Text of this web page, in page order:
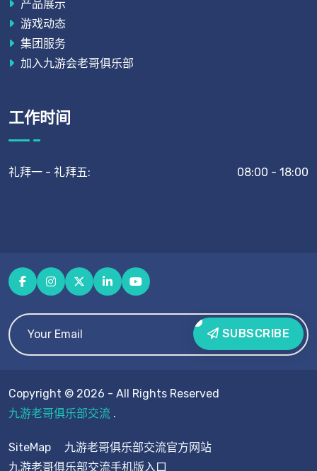
产品展示
游戏动态
集团服务
加入九游会老哥俱乐部
工作时间
礼拜一 - 礼拜五: 08:00 - 18:00
SUBSCRIBE
Copyright © 2026 - All Rights Reserved
九游老哥俱乐部交流 .
SiteMap
九游老哥俱乐部交流官方网站
九游老哥俱乐部交流手机版入口